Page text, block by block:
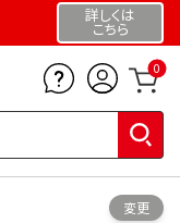
詳しくは
こちら
0
変更